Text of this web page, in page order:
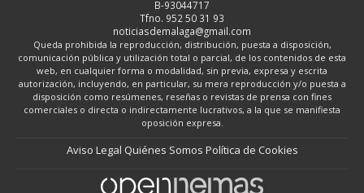
B-93044717
Tfno. 952 50 31 93
noticiasdemalaga@gmail.com
Queda prohibida la reproducción, distribución, puesta a disposición,
comunicación pública y utilización total o parcial, de los contenidos de esta
web, en cualquier forma o modalidad, sin previa, expresa y escrita
autorización, incluyendo, en particular, su mera reproducción y/o puesta a
disposición como resúmenes, reseñas o revistas de prensa con fines
comerciales o directa o indirectamente lucrativos, a la que se manifiesta
oposición expresa.
Aviso Legal Quiénes Somos Política de Cookies